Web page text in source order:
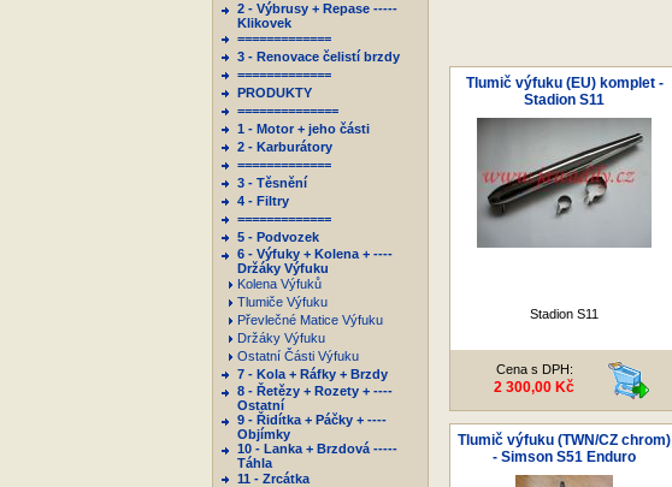
2 - Výbrusy + Repase -----
Klikovek
=============
3 - Renovace čelistí brzdy
=============
PRODUKTY
==============
1 - Motor + jeho části
2 - Karburátory
=============
3 - Těsnění
4 - Filtry
=============
5 - Podvozek
6 - Výfuky + Kolena + ----
Držáky Výfuku
Kolena Výfuků
Tlumiče Výfuku
Převlečné Matice Výfuku
Držáky Výfuku
Ostatní Části Výfuku
7 - Kola + Ráfky + Brzdy
8 - Řetězy + Rozety + ----
Ostatní
9 - Řidítka + Páčky + ----
Objímky
10 - Lanka + Brzdová -----
Táhla
11 - Zrcátka
Tlumič výfuku (EU) komplet -
Stadion S11
Stadion S11
Cena s DPH:
2 300,00 Kč
Tlumič výfuku (TWN/CZ chrom)
- Simson S51 Enduro